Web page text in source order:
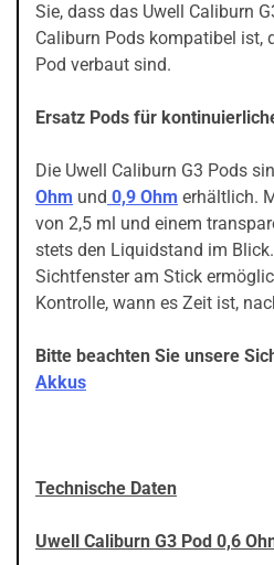
Sie, dass das Uwell Caliburn
Caliburn Pods kompatibel ist,
Pod verbaut sind.
Ersatz Pods für
Die Uwell Caliburn G3 Pods
Ohm und 0,9 Ohm erhältlich.
von 2,5 ml und einem
stets den Liquidstand im
Sichtfenster am Stick
Kontrolle, wann es Zeit ist,
Bitte beachten Sie unsere
Akkus
Technische Daten
Uwell Caliburn G3 Pod 0,6